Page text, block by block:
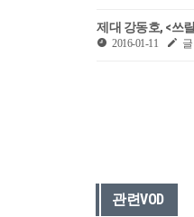
제대 강동호, <쓰
2016-01-11
관련VOD